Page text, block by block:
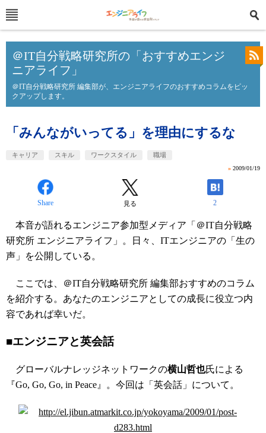
＠IT自分戦略研究所の「おすすめエンジ
ニアライフ」
＠IT自分戦略研究所 編集部が、エンジニアライフのおすすめコラムをピッ
クアップします。
「みんながいってる」を理由にするな
キャリア スキル ワークスタイル 職場
» 2009/01/19
Share 見る 2
本音が語れるエンジニア参加型メディア「＠IT自分戦略
研究所 エンジニアライフ」。日々、ITエンジニアの「生の
声」を公開している。
ここでは、＠IT自分戦略研究所 編集部おすすめのコラム
を紹介する。あなたのエンジニアとしての成長に役立つ内
容であれば幸いだ。
■エンジニアと英会話
グローバルナレッジネットワークの横山哲也氏による
『Go, Go, Go, in Peace』。今回は「英会話」について。